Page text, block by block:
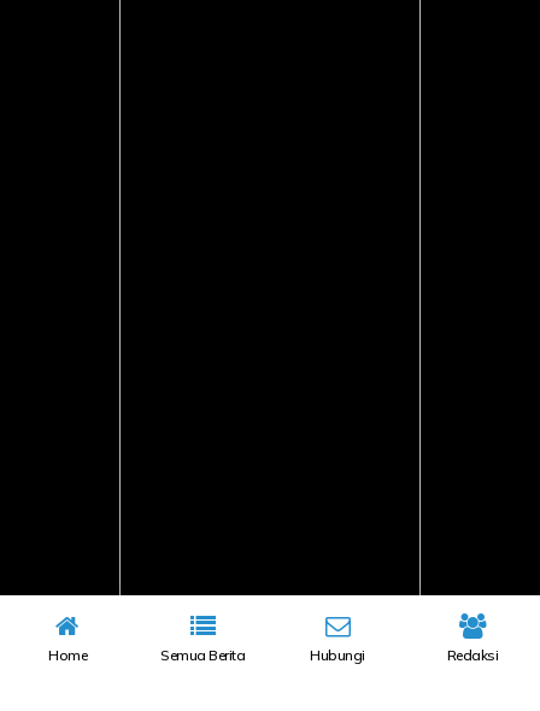
Home Semua Berita Hubungi Redaksi